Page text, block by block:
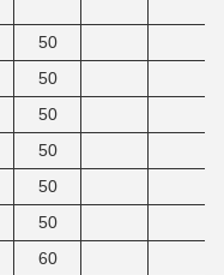
50
50
50
50
50
50
60